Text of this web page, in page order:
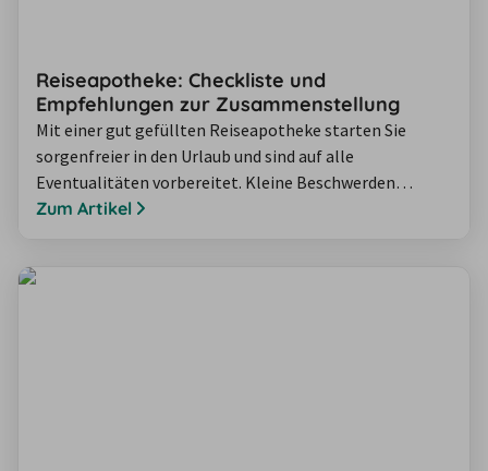
Reiseapotheke: Checkliste und
Empfehlungen zur Zusammenstellung
Mit einer gut gefüllten Reiseapotheke starten Sie
sorgenfreier in den Urlaub und sind auf alle
Eventualitäten vorbereitet. Kleine Beschwerden
während der Reise behandeln Sie so einfach selbst mit
Zum Artikel